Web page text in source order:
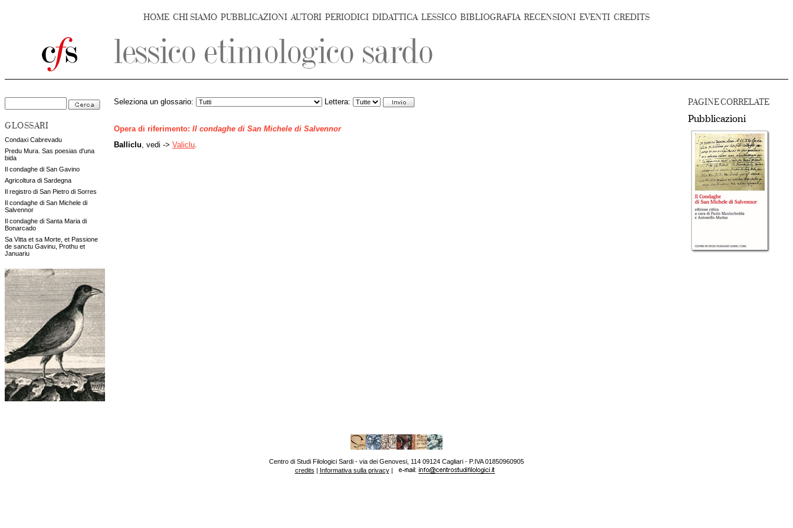
HOME CHI SIAMO PUBBLICAZIONI AUTORI PERIODICI DIDATTICA LESSICO BIBLIOGRAFIA RECENSIONI EVENTI CREDITS
GLOSSARI
Condaxi Cabrevadu
Predu Mura. Sas poesias d'una
bida
Il condaghe di San Gavino
Agricoltura di Sardegna
Il registro di San Pietro di Sorres
Il condaghe di San Michele di
Salvennor
Il condaghe di Santa Maria di
Bonarcado
Sa Vitta et sa Morte, et Passione
de sanctu Gavinu, Prothu et
Januariu
PAGINE CORRELATE
Pubblicazioni
Seleziona un glossario: Lettera:
Opera di riferimento: Il condaghe di San Michele di Salvennor
Balliclu , vedi -> Valiclu
Centro di Studi Filologici Sardi - via dei Genovesi, 114 09124 Cagliari - P.IVA 01850960905
credits | Informativa sulla privacy|